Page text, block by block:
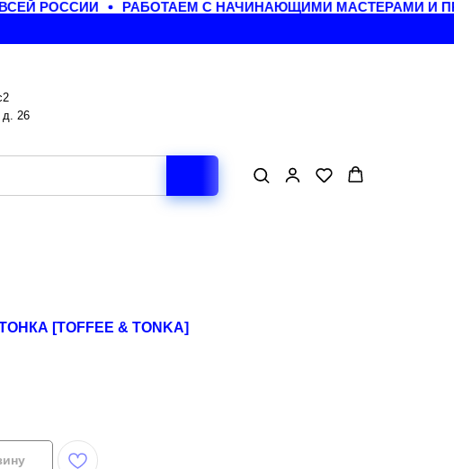
РОССИИ РАБОТАЕМ С НАЧИНАЮЩИМИ МАСТЕРАМИ И
д. 26
[TOFFEE & TONKA]